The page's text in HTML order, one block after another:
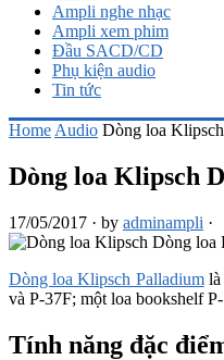
Ampli nghe nhạc
Ampli xem phim
Đầu SACD/CD
Phụ kiện audio
Tin tức
Home Audio Dòng loa
Dòng loa Klipsch
17/05/2017 · by adminampli ·
Dòng loa Klipsch Palladiumlà
và P-37F; một loa bookshelf
Tính năng đặc